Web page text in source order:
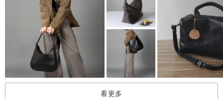
看更多